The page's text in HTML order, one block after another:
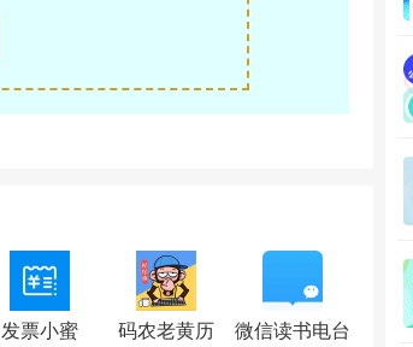
发票小蜜 码农老黄历 微信读书电台